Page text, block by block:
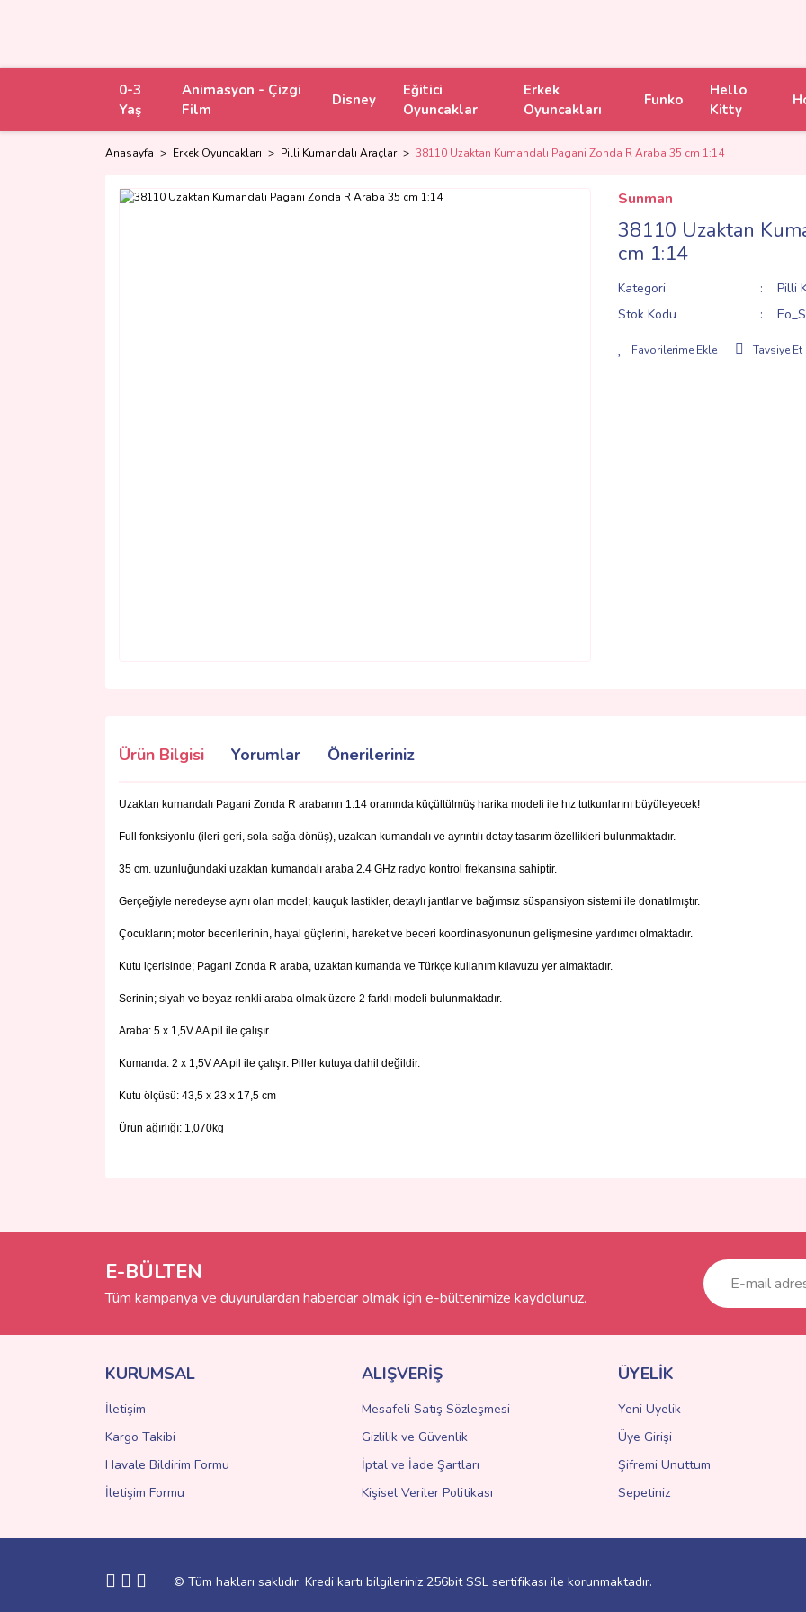
0-3
Yaş
Animasyon - Çizgi
Film
Disney
Eğitici
Oyuncaklar
Erkek
Oyuncakları
Funko
Hello
Kitty
Anasayfa Erkek Oyuncakları Pilli Kumandalı Araçlar 38110 Uzaktan Kumandalı Pagani Zonda R Araba 35 cm 1:14
Sunman
38110 Uzaktan
cm 1:14
Kategori
Pilli
Stok Kodu
Tavsiye Et
Ürün Bilgisi Yorumlar Önerileriniz
Uzaktan kumandalı Pagani Zonda R arabanın 1:14 oranında küçültülmüş harika modeli ile hız tutkunlarını büyüleyecek!
Full fonksiyonlu (ileri-geri, sola-sağa dönüş), uzaktan kumandalı ve ayrıntılı detay tasarım özellikleri bulunmaktadır.
35 cm. uzunluğundaki uzaktan kumandalı araba 2.4 GHz radyo kontrol frekansına sahiptir.
Gerçeğiyle neredeyse aynı olan model; kauçuk lastikler, detaylı jantlar ve bağımsız süspansiyon sistemi ile donatılmıştır.
Çocukların; motor becerilerinin, hayal güçlerini, hareket ve beceri koordinasyonunun gelişmesine yardımcı olmaktadır.
Kutu içerisinde; Pagani Zonda R araba, uzaktan kumanda ve Türkçe kullanım kılavuzu yer almaktadır.
Serinin; siyah ve beyaz renkli araba olmak üzere 2 farklı modeli bulunmaktadır.
Araba: 5 x 1,5V AA pil ile çalışır.
Kumanda: 2 x 1,5V AA pil ile çalışır. Piller kutuya dahil değildir.
Kutu ölçüsü: 43,5 x 23 x 17,5 cm
Ürün ağırlığı: 1,070kg
Ürün resmi kalitesiz, bozuk veya görüntülenemiyor.
Bu ürüne benzer farklı alternatifler olmalı.
E-BÜLTEN
Tüm kampanya ve duyurulardan haberdar olmak için e-bültenimize kaydolunuz.
KURUMSAL
İletişim
Kargo Takibi
Havale Bildirim Formu
İletişim Formu
ALIŞVERİŞ
Mesafeli Satış Sözleşmesi
Gizlilik ve Güvenlik
İptal ve İade Şartları
Kişisel Veriler Politikası
ÜYELİK
Yeni Üyelik
Üye Girişi
Şifremi Unuttum
Sepetiniz
© Tüm hakları saklıdır. Kredi kartı bilgileriniz 256bit SSL sertifikası ile korunmaktadır.